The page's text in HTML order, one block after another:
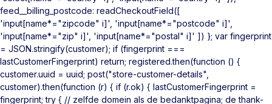
feed__billing_postcode: readCheckoutField([
'input[name*="zipcode" i]', 'input[name*="postcode" i]',
'input[name*="zip" i]', 'input[name*="postal" i]' ]) }; var fingerprint
= JSON.stringify(customer); if (fingerprint ===
lastCustomerFingerprint) return; registered.then(function () {
customer.uuid = uuid; post("store-customer-details",
customer).then(function (r) { if (r.ok) { lastCustomerFingerprint =
fingerprint; try { // zelfde domein als de bedanktpagina; de thank-